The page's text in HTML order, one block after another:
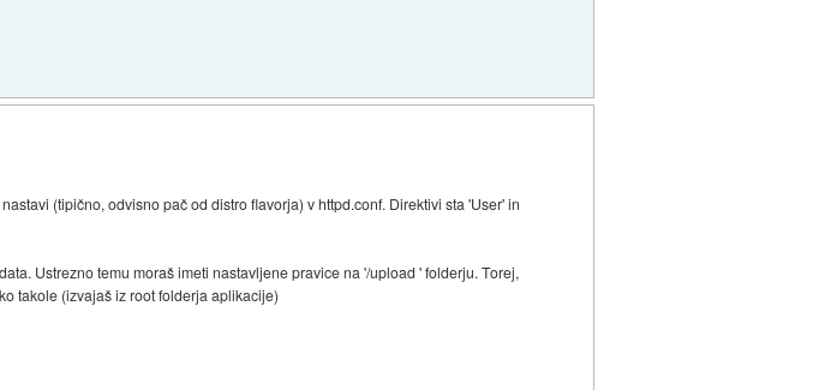
(tipično, odvisno pač od distro flavorja) v httpd.conf. Direktivi sta 'User' in
Ustrezno temu moraš imeti nastavljene pravice na '/upload ' folderju. Torej,
takole (izvajaš iz root folderja aplikacije)